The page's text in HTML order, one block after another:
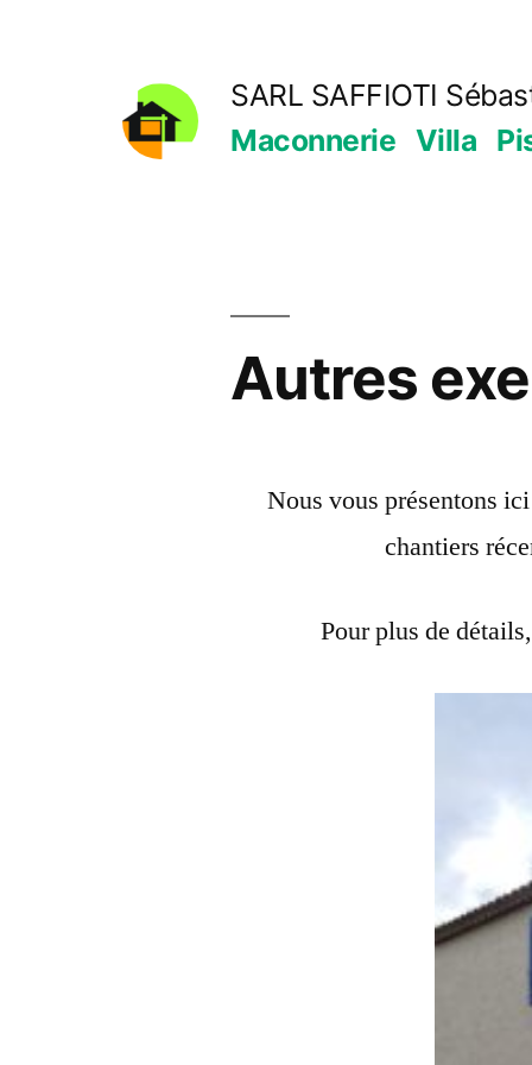
SARL SAFFIOTI
Maconnerie Villa
Autres
Nous vous présentons
chantiers
Pour plus de